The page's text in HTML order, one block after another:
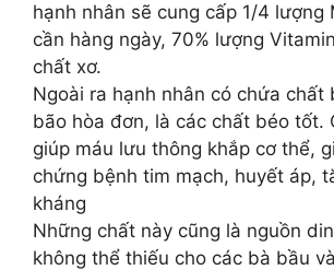
hạnh nhân sẽ cung cấp 1/4 lượng
cần hàng ngày, 70% lượng
chất xơ.
Ngoài ra hạnh nhân có chứa chất
bão hòa đơn, là các chất béo tốt.
giúp máu lưu thông khắp cơ thể,
chứng bệnh tim mạch, huyết áp,
kháng
Những chất này cũng là nguồn
không thể thiếu cho các bà bầu